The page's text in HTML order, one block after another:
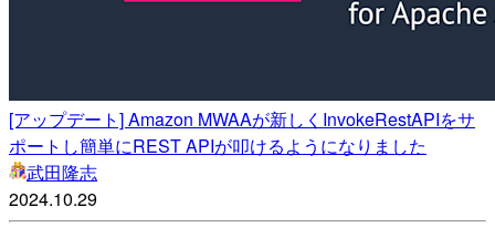
[アップデート] Amazon MWAAが新しくInvokeRestAPIをサ
ポートし簡単にREST APIが叩けるようになりました
武田隆志
2024.10.29